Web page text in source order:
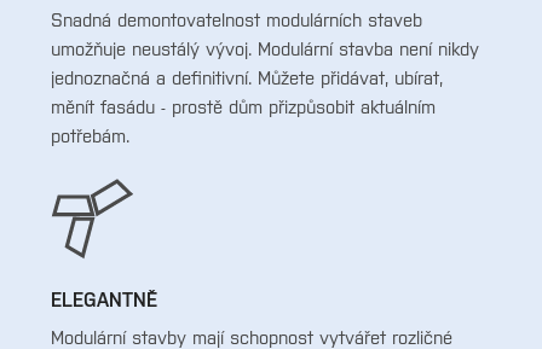
Snadná demontovatelnost modulárních staveb
umožňuje neustálý vývoj. Modulární stavba není nikdy
jednoznačná a definitivní. Můžete přidávat, ubírat,
měnít fasádu - prostě dům přizpůsobit aktuálním
potřebám.
ELEGANTNĚ
Modulární stavby mají schopnost vytvářet rozličné